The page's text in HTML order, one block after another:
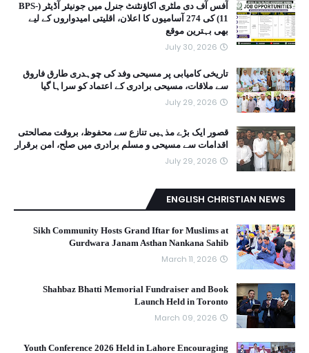
آفس آف دی ملٹری اکاؤنٹنٹ جنرل میں جونیئر آڈیٹر (BPS-
11) کی 274 آسامیوں کا اعلان، اقلیتی امیدواروں کے لیے
بھی بہترین موقع
July 30, 2026
تاریخی کامیابی پر مسیحی وفد کی چوہدری طارق فاروق
سے ملاقات، مسیحی برادری کے اعتماد کو سراہا گیا
July 29, 2026
قصور ایک بڑے مذہبی تنازع سے محفوظ، بروقت مصالحتی
اقدامات سے مسیحی و مسلم برادری میں صلح، امن برقرار
July 29, 2026
ENGLISH CHRISTIAN NEWS
Sikh Community Hosts Grand Iftar for Muslims at
Gurdwara Janam Asthan Nankana Sahib
March 11, 2026
Shahbaz Bhatti Memorial Fundraiser and Book
Launch Held in Toronto
March 09, 2026
Youth Conference 2026 Held in Lahore Encouraging